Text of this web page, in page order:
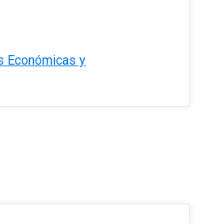
Económicas y